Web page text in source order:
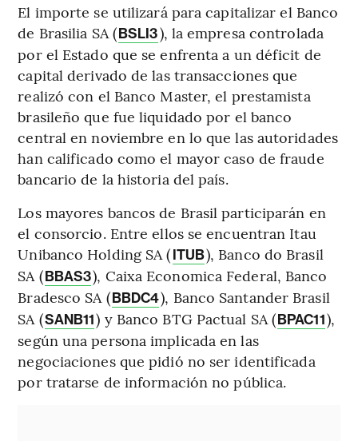
El importe se utilizará para capitalizar el Banco
de Brasilia SA (BSLI3), la empresa controlada
por el Estado que se enfrenta a un déficit de
capital derivado de las transacciones que
realizó con el Banco Master, el prestamista
brasileño que fue liquidado por el banco
central en noviembre en lo que las autoridades
han calificado como el mayor caso de fraude
bancario de la historia del país.
Los mayores bancos de Brasil participarán en
el consorcio. Entre ellos se encuentran Itau
Unibanco Holding SA (ITUB), Banco do Brasil
SA (BBAS3), Caixa Economica Federal, Banco
Bradesco SA (BBDC4), Banco Santander Brasil
SA (SANB11) y Banco BTG Pactual SA (BPAC11),
según una persona implicada en las
negociaciones que pidió no ser identificada
por tratarse de información no pública.